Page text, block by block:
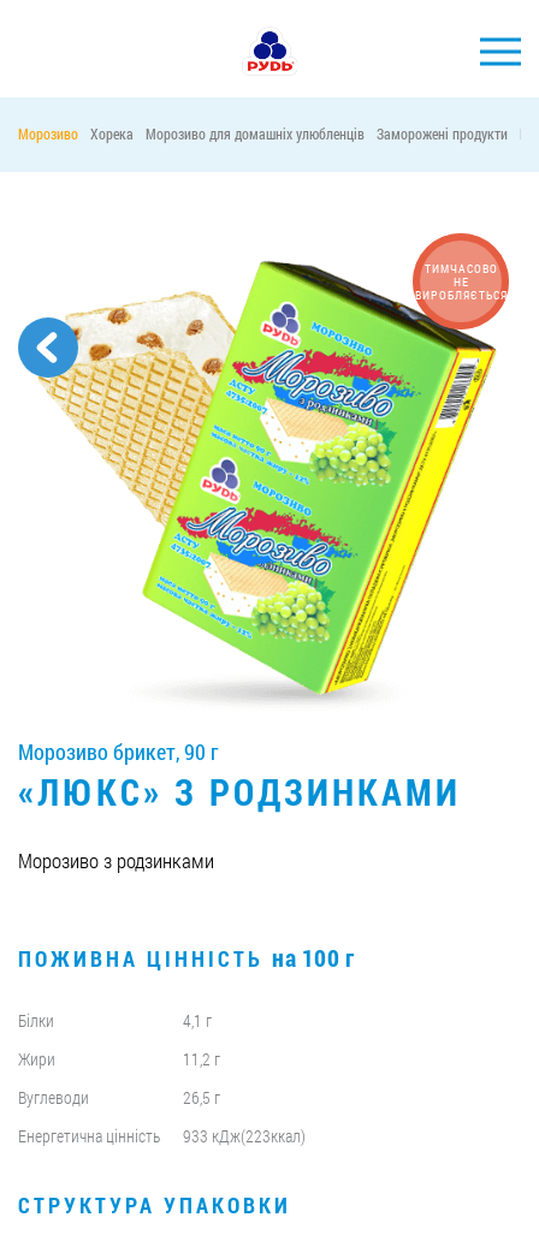
КОМПАНІЯ
СПОЖИВАЧАМ
АКЦІЇ
ПРЕС-ЦЕНТР
ХОРЕКА
Тендерні закупівлі
Контакти
Вакансії
ЗАМОВИТИ ПРОДУКЦІЮ «РУДЬ»:
СТАТИ ПАРТНЕРОМ
0412 48 28 17
0412 42 29 23
Морозиво Хорека Морозиво для домашніх улюбленців Заморожені продукти
ТИМЧАСОВО
НЕ
ВИРОБЛЯЄТЬСЯ
Морозиво брикет, 90 г
«ЛЮКС» З РОДЗИНКАМИ
Морозиво з родзинками
ПОЖИВНА ЦІННІСТЬ на 100 г
Білки
4,1 г
Жири
11,2 г
Вуглеводи
26,5 г
Енергетична цінність
933 кДж(223ккал)
СТРУКТУРА УПАКОВКИ